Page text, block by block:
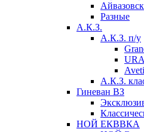
Разные
А.К.З.
А.К.З. п/у
А.К.З.
Гиневан ВЗ
НОЙ ЕКВВКА